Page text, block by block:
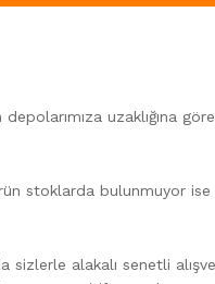
uzaklığına
stoklarda bulunmuyor
alakalı senetli